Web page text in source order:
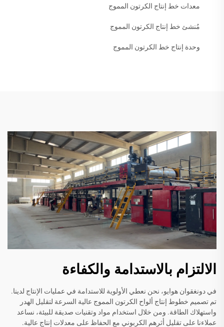
معدات خط إنتاج الكرتون المموج
مُنشئ خط إنتاج الكرتون المموج
وحدة إنتاج خط الكرتون المموج
الالتزام بالاستدامة والكفاءة
في دونغقوان هوايو، نحن نعطي الأولوية للاستدامة في عمليات الإنتاج لدينا.
تم تصميم خطوط إنتاج ألواح الكرتون المموج عالية السرعة لتقليل الهدر
واستهلاك الطاقة. ومن خلال استخدام مواد وتقنيات صديقة للبيئة، نساعد
عملاءنا على تقليل أثرهم الكربوني مع الحفاظ على معدلات إنتاج عالية.